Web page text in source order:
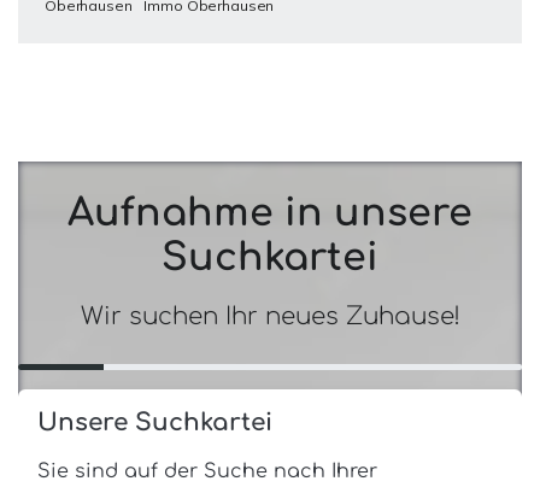
Oberhausen
Immo Oberhausen